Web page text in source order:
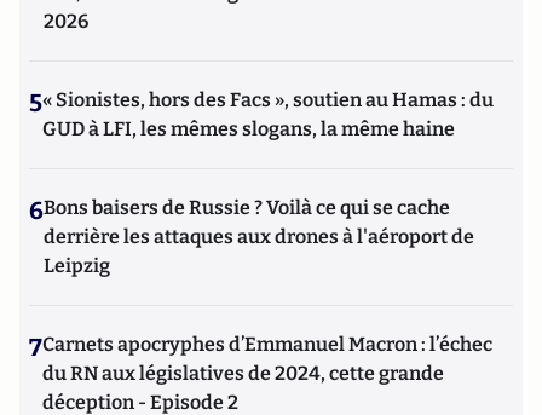
2026
5« Sionistes, hors des Facs », soutien au Hamas : du
GUD à LFI, les mêmes slogans, la même haine
6Bons baisers de Russie ? Voilà ce qui se cache
derrière les attaques aux drones à l'aéroport de
Leipzig
7Carnets apocryphes d’Emmanuel Macron : l’échec
du RN aux législatives de 2024, cette grande
déception - Episode 2